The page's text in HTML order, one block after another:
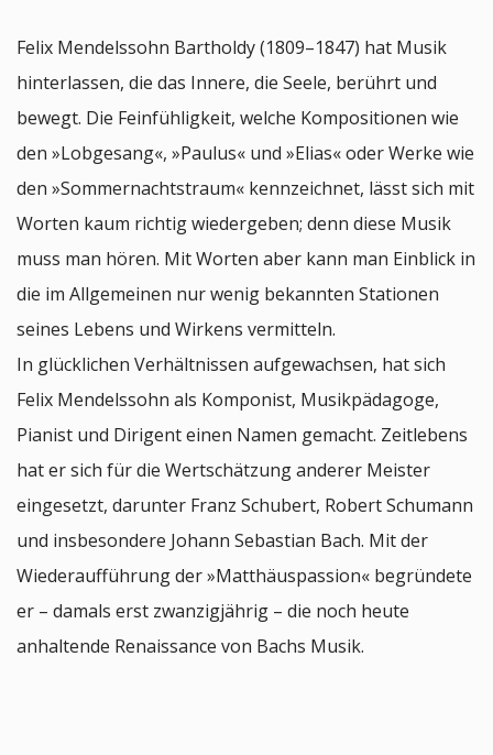
Felix Mendelssohn Bartholdy (1809–1847) hat Musik
hinterlassen, die das Innere, die Seele, berührt und
bewegt. Die Feinfühligkeit, welche Kompositionen wie
den »Lobgesang«, »Paulus« und »Elias« oder Werke wie
den »Sommernachtstraum« kennzeichnet, lässt sich mit
Worten kaum richtig wiedergeben; denn diese Musik
muss man hören. Mit Worten aber kann man Einblick in
die im Allgemeinen nur wenig bekannten Stationen
seines Lebens und Wirkens vermitteln.
In glücklichen Verhältnissen aufgewachsen, hat sich
Felix Mendelssohn als Komponist, Musikpädagoge,
Pianist und Dirigent einen Namen gemacht. Zeitlebens
hat er sich für die Wertschätzung anderer Meister
eingesetzt, darunter Franz Schubert, Robert Schumann
und insbesondere Johann Sebastian Bach. Mit der
Wiederaufführung der »Matthäuspassion« begründete
er – damals erst zwanzigjährig – die noch heute
anhaltende Renaissance von Bachs Musik.